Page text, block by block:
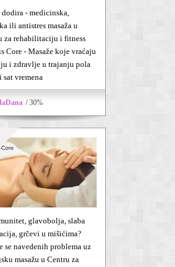
dodira - medicinska,
ili antistres masaža u
za rehabilitaciju i fitness
Core - Masaže koje vraćaju
i zdravlje u trajanju pola
sat vremena
/ 30%
glavobolja, slaba
grčevi u mišićima?
se navedenih problema uz
masažu u Centru za